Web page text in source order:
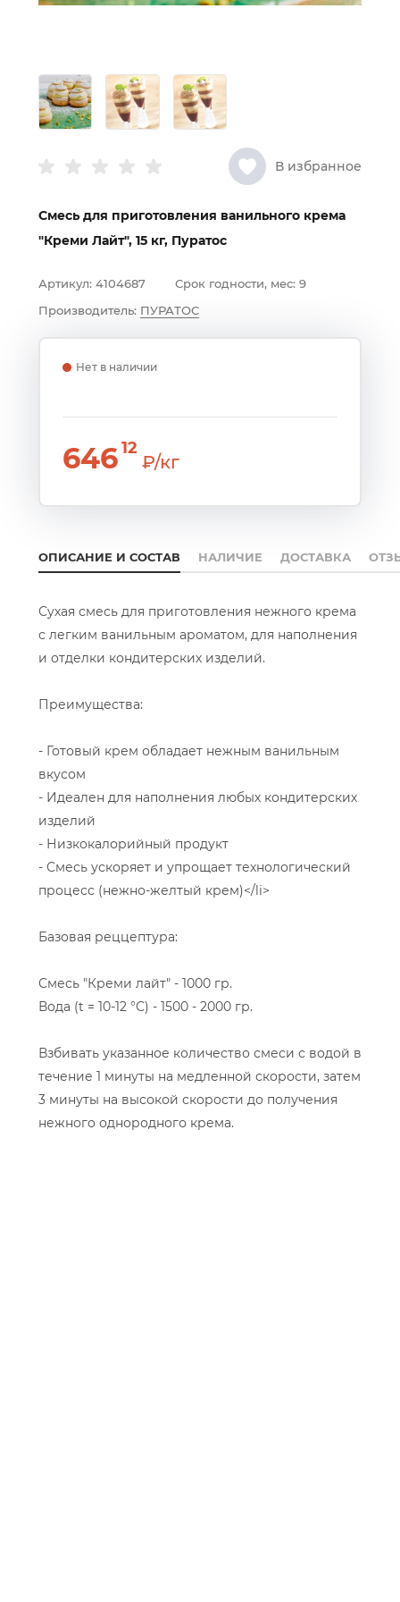
В избранное
Смесь для приготовления ванильного крема
"Креми Лайт", 15 кг, Пуратос
Артикул: 4104687 Срок годности, мес: 9
Производитель: ПУРАТОС
Нет в наличии
64612
₽/кг
ОПИСАНИЕ И СОСТАВ НАЛИЧИЕ ДОСТАВКА
Сухая смесь для приготовления нежного крема
с легким ванильным ароматом, для наполнения
и отделки кондитерских изделий.
Преимущества:
- Готовый крем обладает нежным ванильным
вкусом
- Идеален для наполнения любых кондитерских
изделий
- Низкокалорийный продукт
- Смесь ускоряет и упрощает технологический
процесс (нежно-желтый крем)</li>
Базовая реццептура:
Смесь "Креми лайт" - 1000 гр.
Вода (t = 10-12 °С) - 1500 - 2000 гр.
Взбивать указанное количество смеси с водой в
течение 1 минуты на медленной скорости, затем
3 минуты на высокой скорости до получения
нежного однородного крема.